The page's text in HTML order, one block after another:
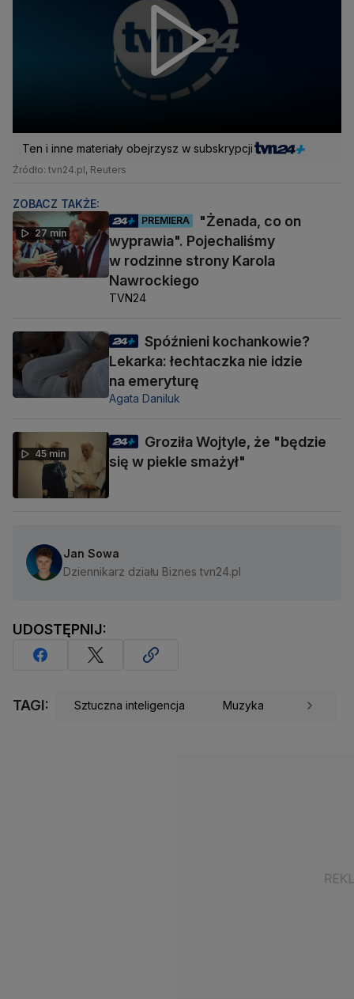
Ten i inne materiały obejrzysz w subskrypcji
Źródło: tvn24.pl, Reuters
ZOBACZ TAKŻE:
27 min
PREMIERA
"Żenada, co on
wyprawia". Pojechaliśmy
w rodzinne strony Karola
Nawrockiego
TVN24
Spóźnieni kochankowie?
Lekarka: łechtaczka nie idzie
na emeryturę
Agata Daniluk
45 min
Groziła Wojtyle, że "będzie
się w piekle smażył"
Jan Sowa
Dziennikarz działu Biznes tvn24.pl
UDOSTĘPNIJ:
TAGI: Sztuczna inteligencja Muzyka